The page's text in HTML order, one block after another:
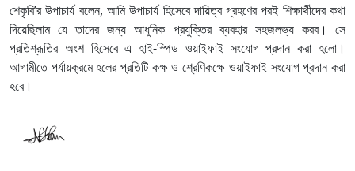
শেকৃবি’র উপাচার্য বলেন, আমি উপাচার্য হিসেবে দায়িত্ব গ্রহণের পরই শিক্ষার্থীদের কথা
দিয়েছিলাম যে তাদের জন্য আধুনিক প্রযুক্তির ব্যবহার সহজলভ্য করব। সে
প্রতিশ্রূতির অংশ হিসেবে এ হাই-স্পিড ওয়াইফাই সংযোগ প্রদান করা হলো।
আগামীতে পর্যায়ক্রমে হলের প্রতিটি কক্ষ ও শ্রেণিকক্ষে ওয়াইফাই সংযোগ প্রদান করা
হবে।